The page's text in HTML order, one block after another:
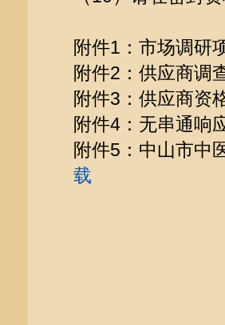
附件1：市场调研
附件2：供应商调
附件3：供应商资
附件4：无串通响
附件5：中山市中
载